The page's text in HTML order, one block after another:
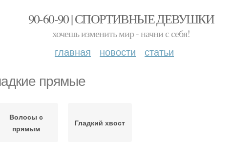
90-60-90 | СПОРТИВНЫЕ ДЕВУШКИ
хочешь изменить мир - начни с себя!
главная новости статьи
прямые
Волосы с
прямым
Гладкий хвост